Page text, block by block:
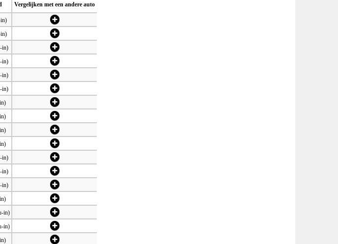
Vergelijken met een andere auto
in)
in)
in)
in)
in)
in)
in)
in)
in)